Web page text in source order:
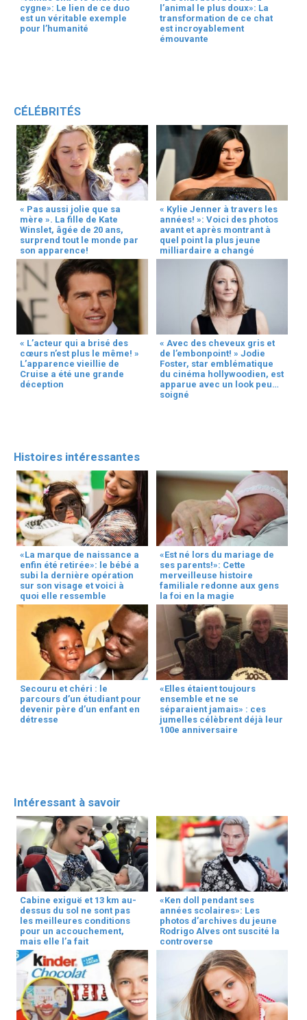
cygne»: Le lien de ce duo
est un véritable exemple
pour l’humanité
l’animal le plus doux»: La
transformation de ce chat
est incroyablement
émouvante
CÉLÉBRITÉS
« Pas aussi jolie que sa
mère ». La fille de Kate
Winslet, âgée de 20 ans,
surprend tout le monde par
son apparence!
« Kylie Jenner à travers les
années! »: Voici des photos
avant et après montrant à
quel point la plus jeune
milliardaire a changé
« L’acteur qui a brisé des
cœurs n’est plus le même! »
L’apparence vieillie de
Cruise a été une grande
déception
« Avec des cheveux gris et
de l’embonpoint! » Jodie
Foster, star emblématique
du cinéma hollywoodien, est
apparue avec un look peu
soigné
Histoires intéressantes
«La marque de naissance a
enfin été retirée»: le bébé a
subi la dernière opération
sur son visage et voici à
quoi elle ressemble
«Est né lors du mariage de
ses parents!»: Cette
merveilleuse histoire
familiale redonne aux gens
la foi en la magie
Secouru et chéri : le
parcours d’un étudiant pour
devenir père d’un enfant en
détresse
«Elles étaient toujours
ensemble et ne se
séparaient jamais» : ces
jumelles célèbrent déjà leur
100e anniversaire
Intéressant à savoir
Cabine exiguë et 13 km au-
dessus du sol ne sont pas
les meilleures conditions
pour un accouchement,
mais elle l’a fait
«Ken doll pendant ses
années scolaires»: Les
photos d’archives du jeune
Rodrigo Alves ont suscité la
controverse